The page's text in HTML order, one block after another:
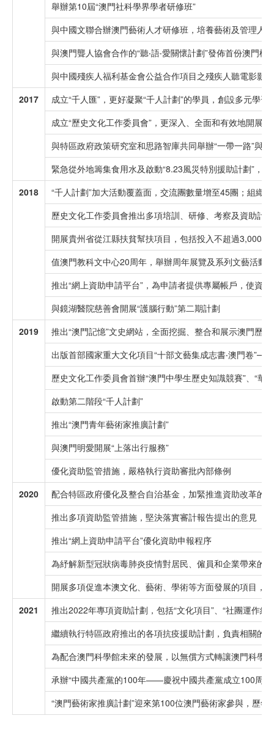
舉辦第10屆“澳門社科學界學者研修班”
與中國文聯合辦澳門藝術人才研修班，培養藝術及管理人
與澳門聾人協會合作的“聽‧語‧愛關懷計劃”發佈首份澳門
與中國殘疾人福利基金會公益合作項目之殘疾人聽電影影
2017
成立“千人匯”，更好凝聚“千人計劃”的學員，創設多元學
成立“歷史文化工作委員會”，更深入、全面和有效地開展
與特區政府政策研究室和思路智庫共同舉辦“一帶一路”與
緊急從外地籌集食用水及啟動“8.23風災特別援助計劃”，
2018
“千人計劃”加大活動覆蓋面，交流團數量增至45團；組織
歷史文化工作委員會推出多項培訓、研修、考察及資助計
開展貴州省從江縣扶貧幫扶項目，包括投入不超過3,000
值澳門教科文中心20周年，舉辦周年展覽及系列文藝活動
推出“網上資助申請平台”，為申請者提供專屬帳戶，使資
與鏡湖醫院慈善會開展“護腦行動”第二期計劃
2019
推出“澳門記憶”文史網站，全面挖掘、整合和展示澳門歷
出版首部國家重大文化項目“十部文藝集成志書‧澳門卷
歷史文化工作委員會首辦“澳門中學生歷史知識競賽”、“
啟動第二階段“千人計劃”
推出“澳門青年藝術家推廣計劃”
與澳門明愛開展“上落出行服務”
優化資助監管措施，嚴格執行資助審批內部條例
2020
配合特區政府優化及整合自治基金，加緊推進資助改革的
推出多項資助監管措施，堅決落實審計報告提出的意見
推出“網上資助申請平台”優化資助申報程序
為紓解新型冠狀病毒肺炎疫情對居民、僱員和企業帶來的
開展多項促進本澳文化、藝術、學術等方面發展的項目，
2021
推出2022年專項資助計劃，包括“文化項目”、“社團運作
繼續執行特區政府推出的各項抗疫援助計劃，負責相關的
為配合澳門科學館未來的發展，以無償方式轉讓澳門科學
承辦“中國共產黨的100年——慶祝中國共產黨成立100周
“澳門藝術家推廣計劃”迎來第100位澳門藝術家參與，歷年